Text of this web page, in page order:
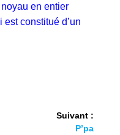
en entier
est constitué d’un
Suivant :
P’pa